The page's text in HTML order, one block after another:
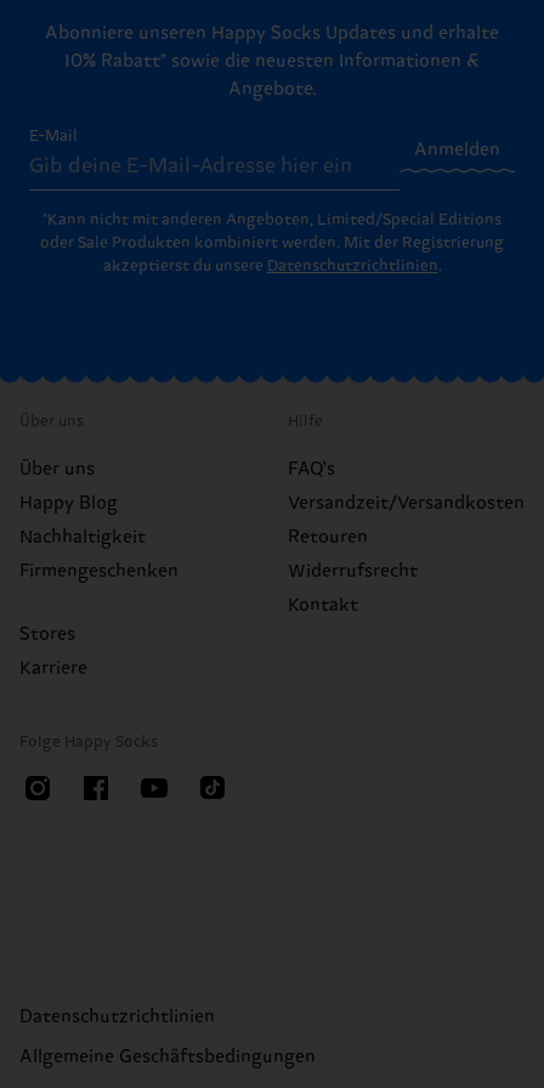
Abonniere unseren Happy Socks Updates und erhalte
10% Rabatt* sowie die neuesten Informationen &
Angebote.
E-Mail
Anmelden
*Kann nicht mit anderen Angeboten, Limited/Special Editions
oder Sale Produkten kombiniert werden. Mit der Registrierung
akzeptierst du unsere Datenschutzrichtlinien.
Über uns
Über uns
Happy Blog
Nachhaltigkeit
Firmengeschenken
Stores
Karriere
Hilfe
FAQ's
Versandzeit/Versandkosten
Retouren
Widerrufsrecht
Kontakt
Folge Happy Socks
Datenschutzrichtlinien
Allgemeine Geschäftsbedingungen